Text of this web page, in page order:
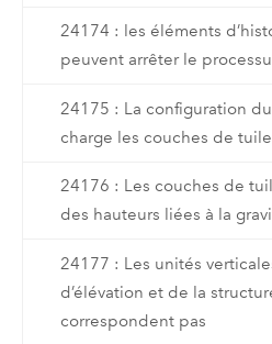
24174 : les éléments
peuvent arrêter le
24175 : La configuration
charge les couches de
24176 : Les couches de
des hauteurs liées à la
24177 : Les unités
d’élévation et de la
correspondent pas